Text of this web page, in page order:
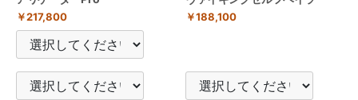
￥217,800 ￥188,100